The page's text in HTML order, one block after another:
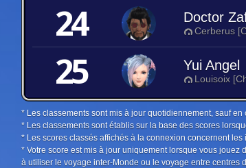
24 Doctor
Cerberus
25 Yui Angel
Louisoix
* Les classements sont mis à jour quotidiennement, sauf
* Les classements sont établis sur la base des scores
* Les scores classés affichés à la connexion concernent
* Votre score est mis à jour uniquement lorsque vous
à utiliser le voyage inter-Monde ou le voyage entre